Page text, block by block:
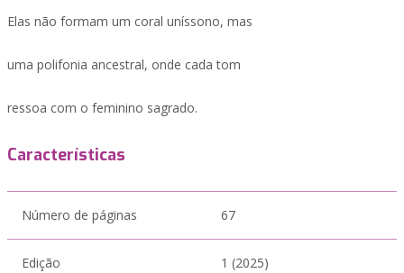
Elas não formam um coral uníssono, mas
uma polifonia ancestral, onde cada tom
ressoa com o feminino sagrado.
Características
Número de páginas 67
Edição 1 (2025)